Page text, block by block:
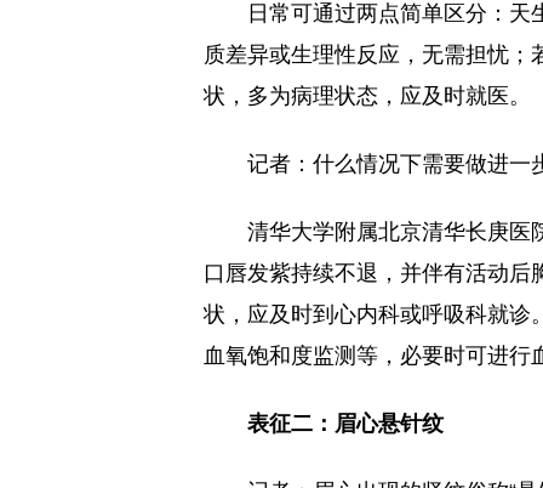
日常可通过两点简单区分：
质差异或生理性反应，无需担忧
状，多为病理状态，应及时就医。
记者：什么情况下需要做进一
清华大学附属北京清华长庚医
口唇发紫持续不退，并伴有活动
状，应及时到心内科或呼吸科就诊
血氧饱和度监测等，必要时可进行
表征二：眉心悬针纹